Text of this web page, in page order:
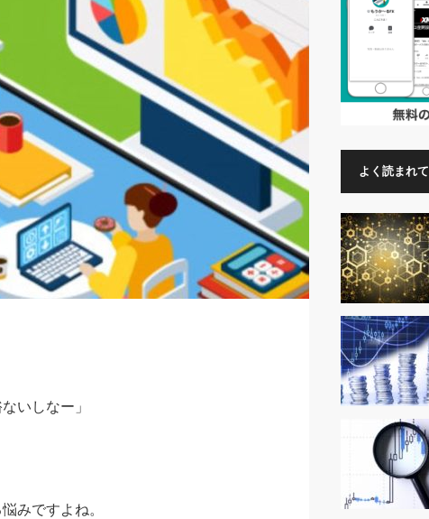
いしなー」
みですよね。
よく読まれ